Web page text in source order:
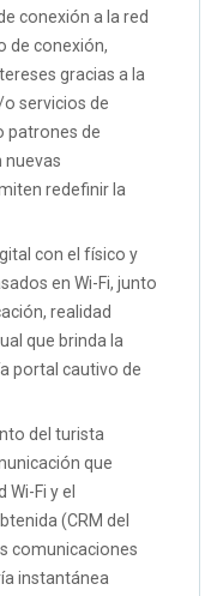
conexión a la red
de conexión,
gracias a la
servicios de
patrones de
nuevas
redefinir la
con el físico y
en Wi-Fi, junto
realidad
que brinda la
portal cautivo de
del turista
que
Fi y el
(CRM del
comunicaciones
instantánea